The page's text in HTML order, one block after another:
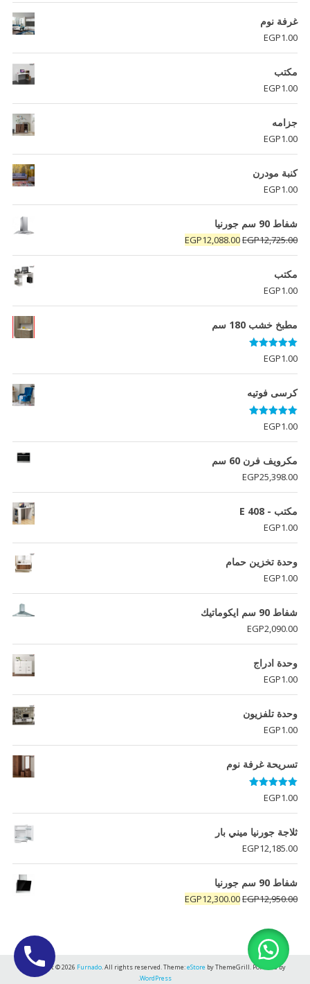
غرفة نوم
EGP1.00
مكتب
EGP1.00
جزامه
EGP1.00
كنبة مودرن
EGP1.00
شفاط 90 سم جورنيا
EGP12,725.00
السعر
الأصلي
EGP12,088.00
السعر
الحالي
مكتب
EGP1.00
مطبخ خشب 180 سم
تم التقييم
5.00
من 5
EGP1.00
كرسى فوتيه
تم التقييم
5.00
من 5
EGP1.00
مكرويف فرن 60 سم
EGP25,398.00
مكتب - E 408
EGP1.00
وحدة تخزين حمام
EGP1.00
شفاط 90 سم ايكوماتيك
EGP2,090.00
وحدة ادراج
EGP1.00
وحدة تلفزيون
EGP1.00
تسريحة غرفة نوم
تم التقييم
5.00
من 5
EGP1.00
ثلاجة جورنيا ميني بار
EGP12,185.00
شفاط 90 سم جورنيا
EGP12,950.00
السعر
EGP12,300.00
السعر
Copyright © 2026 Furnado. All rights reserved. Theme:eStore by ThemeGrill. Powered by
WordPress
.